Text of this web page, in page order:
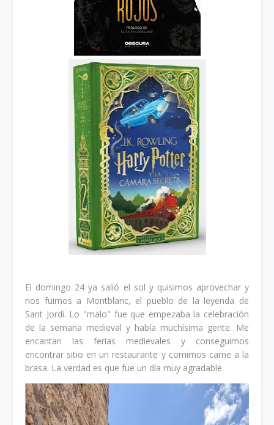
El domingo 24 ya salió el sol y quisimos aprovechar y
nos fuimos a Montblanc, el pueblo de la leyenda de
Sant Jordi. Lo "malo" fue que empezaba la celebración
de la semana medieval y había muchísima gente. Me
encantan las ferias medievales y conseguimos
encontrar sitio en un restaurante y comimos carne a la
brasa. La verdad es que fue un día muy agradable.